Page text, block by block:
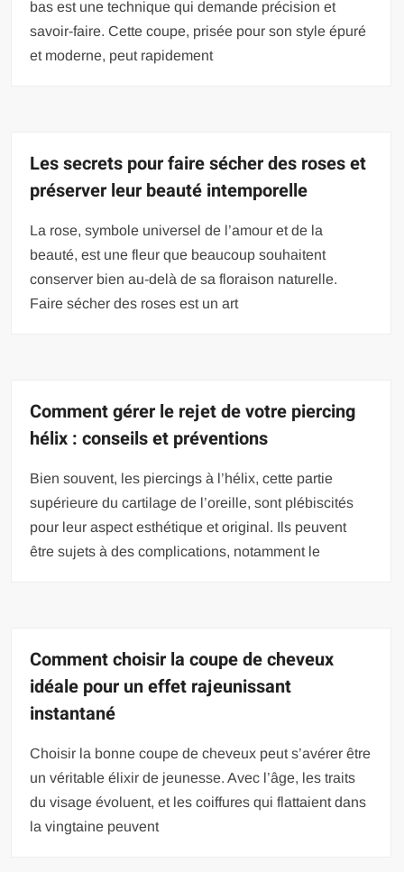
bas est une technique qui demande précision et
savoir-faire. Cette coupe, prisée pour son style épuré
et moderne, peut rapidement
Les secrets pour faire sécher des roses et
préserver leur beauté intemporelle
La rose, symbole universel de l’amour et de la
beauté, est une fleur que beaucoup souhaitent
conserver bien au-delà de sa floraison naturelle.
Faire sécher des roses est un art
Comment gérer le rejet de votre piercing
hélix : conseils et préventions
Bien souvent, les piercings à l’hélix, cette partie
supérieure du cartilage de l’oreille, sont plébiscités
pour leur aspect esthétique et original. Ils peuvent
être sujets à des complications, notamment le
Comment choisir la coupe de cheveux
idéale pour un effet rajeunissant
instantané
Choisir la bonne coupe de cheveux peut s’avérer être
un véritable élixir de jeunesse. Avec l’âge, les traits
du visage évoluent, et les coiffures qui flattaient dans
la vingtaine peuvent